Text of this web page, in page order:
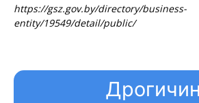
https://gsz.gov.by/directory/business-
entity/19549/detail/public/
Дрогичин